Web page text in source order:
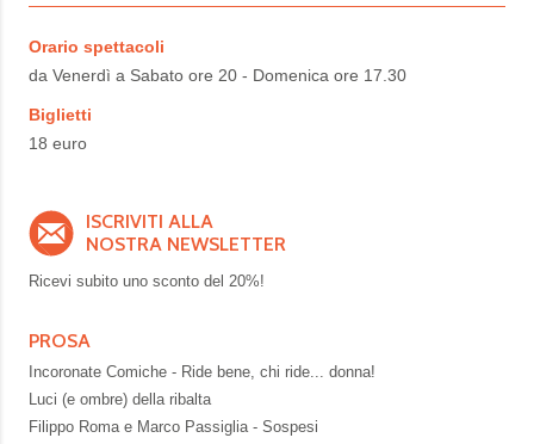
Orario spettacoli
da Venerdì a Sabato ore 20 - Domenica ore 17.30
Biglietti
18 euro
ISCRIVITI ALLA
NOSTRA NEWSLETTER
Ricevi subito uno sconto del 20%!
PROSA
Incoronate Comiche - Ride bene, chi ride... donna!
Luci (e ombre) della ribalta
Filippo Roma e Marco Passiglia - Sospesi